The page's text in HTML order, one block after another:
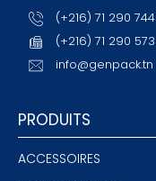
(+216) 71 290 744
(+216) 71 290 573
info@genpack.tn
PRODUITS
ACCESSOIRES